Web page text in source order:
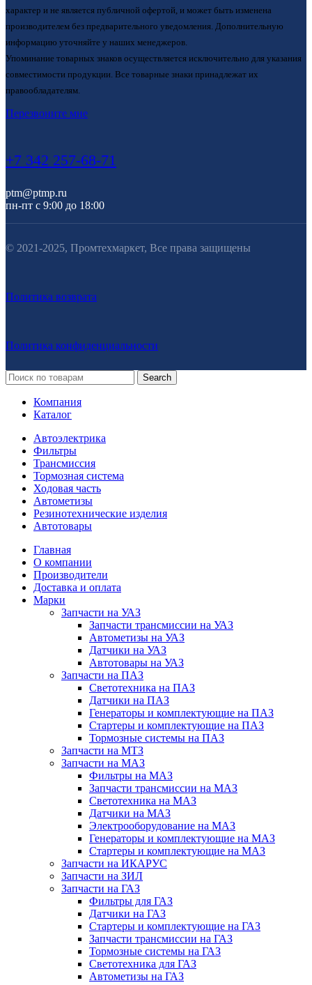
характер и не является публичной офертой, и может быть изменена
производителем без предварительного уведомления. Дополнительную
информацию уточняйте у наших менеджеров.
Упоминание товарных знаков осуществляется исключительно для указания
совместимости продукции. Все товарные знаки принадлежат их
правообладателям.
Перезвоните мне
+7 342 257-68-71
ptm@ptmp.ru
пн-пт с 9:00 до 18:00
© 2021-2025, Промтехмаркет, Все права защищены
Политика возврата
Политика конфиденциальности
Search
Компания
Каталог
Автоэлектрика
Фильтры
Трансмиссия
Тормозная система
Ходовая часть
Автометизы
Резинотехнические изделия
Автотовары
Главная
О компании
Производители
Доставка и оплата
Марки
Запчасти на УАЗ
Запчасти трансмиссии на УАЗ
Автометизы на УАЗ
Датчики на УАЗ
Автотовары на УАЗ
Запчасти на ПАЗ
Светотехника на ПАЗ
Датчики на ПАЗ
Генераторы и комплектующие на ПАЗ
Стартеры и комплектующие на ПАЗ
Тормозные системы на ПАЗ
Запчасти на МТЗ
Запчасти на МАЗ
Фильтры на МАЗ
Запчасти трансмиссии на МАЗ
Светотехника на МАЗ
Датчики на МАЗ
Электрооборудование на МАЗ
Генераторы и комплектующие на МАЗ
Стартеры и комплектующие на МАЗ
Запчасти на ИКАРУС
Запчасти на ЗИЛ
Запчасти на ГАЗ
Фильтры для ГАЗ
Датчики на ГАЗ
Стартеры и комплектующие на ГАЗ
Запчасти трансмиссии на ГАЗ
Тормозные системы на ГАЗ
Светотехника для ГАЗ
Автометизы на ГАЗ